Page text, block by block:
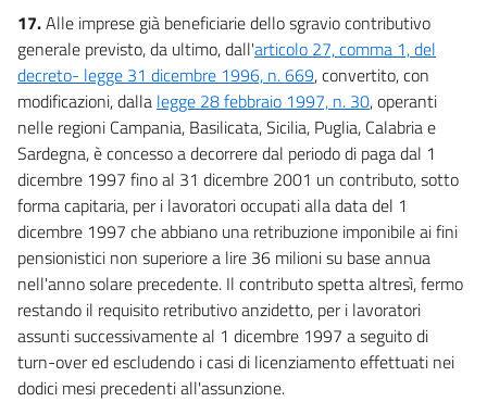
17.Alle imprese già beneficiarie dello sgravio contributivo
generale previsto, da ultimo, dall'articolo 27, comma 1, del
decreto- legge 31 dicembre 1996, n. 669, convertito, con
modificazioni, dalla legge 28 febbraio 1997, n. 30, operanti
nelle regioni Campania, Basilicata, Sicilia, Puglia, Calabria e
Sardegna, è concesso a decorrere dal periodo di paga dal 1
dicembre 1997 fino al 31 dicembre 2001 un contributo, sotto
forma capitaria, per i lavoratori occupati alla data del 1
dicembre 1997 che abbiano una retribuzione imponibile ai fini
pensionistici non superiore a lire 36 milioni su base annua
nell'anno solare precedente. Il contributo spetta altresì, fermo
restando il requisito retributivo anzidetto, per i lavoratori
assunti successivamente al 1 dicembre 1997 a seguito di
turn-over ed escludendo i casi di licenziamento effettuati nei
dodici mesi precedenti all'assunzione.